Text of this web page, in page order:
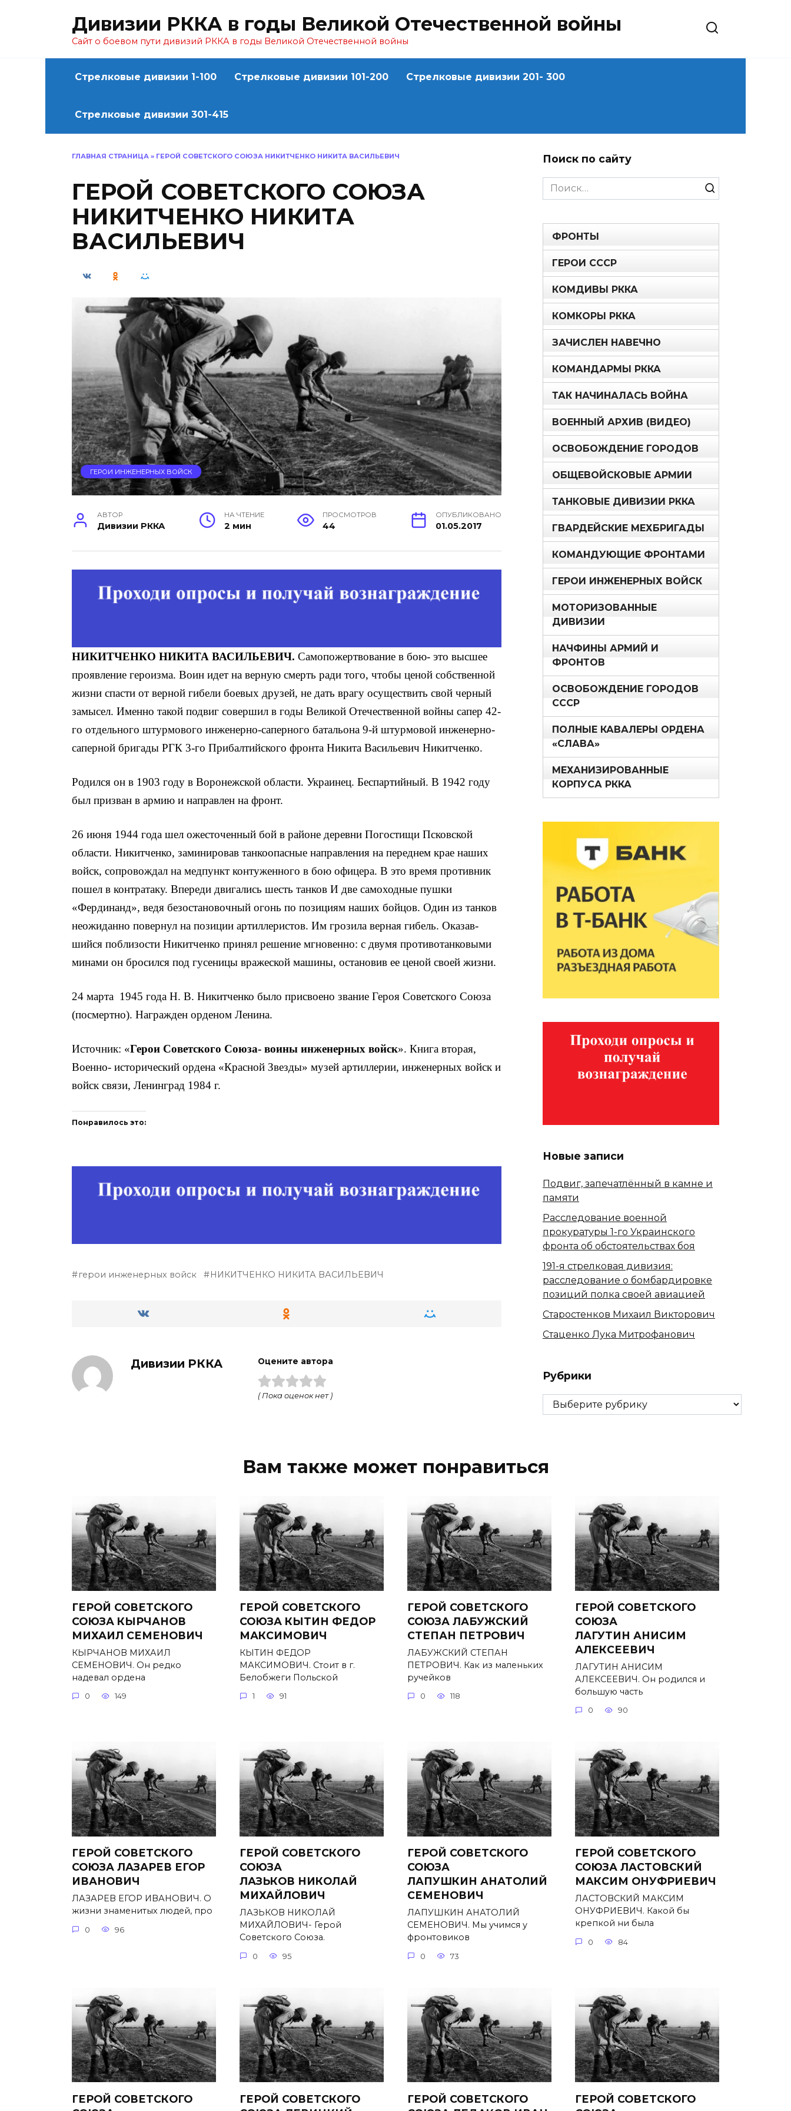
Дивизии РККА в годы Великой Отечественной войны
Сайт о боевом пути дивизий РККА в годы Великой Отечественной войны
Стрелковые дивизии 1-100 Стрелковые дивизии 101-200 Стрелковые дивизии 201- 300
Стрелковые дивизии 301-415
ГЛАВНАЯ СТРАНИЦА » ГЕРОЙ СОВЕТСКОГО СОЮЗА НИКИТЧЕНКО НИКИТА ВАСИЛЬЕВИЧ
ГЕРОЙ СОВЕТСКОГО СОЮЗА
НИКИТЧЕНКО НИКИТА
ВАСИЛЬЕВИЧ
ГЕРОИ ИНЖЕНЕРНЫХ ВОЙСК
АВТОР
Дивизии РККА
НА ЧТЕНИЕ
2 мин
ПРОСМОТРОВ
44
ОПУБЛИКОВАНО
01.05.2017
НИКИТЧЕНКО НИКИТА ВАСИЛЬЕВИЧ. Самопожертвование в бою- это высшее
проявление героизма. Воин идет на верную смерть ради того, чтобы ценой собственной
жизни спасти от верной гибели боевых дру­зей, не дать врагу осуществить свой черный
замысел. Именно такой под­виг совершил в годы Великой Оте­чественной войны сапер 42-
го отдельного штурмового инженерно-саперного батальона 9-й штурмовой инженерно-
саперной бригады РГК 3-го Прибалтийского фронта Никита Васильевич Никитченко.
Родился он в 1903 году в Воронежской области. Украинец. Беспартийный. В 1942 году
был призван в армию и направлен на фронт.
26 июня 1944 года шел ожесточенный бой в районе деревни Погостищи Псковской
области. Никитченко, заминировав танко­опасные направления на переднем крае наших
войск, сопровож­дал на медпункт контуженного в бою офицера. В это время про­тивник
пошел в контратаку. Впереди двигались шесть танков И две самоходные пушки
«Фердинанд», ведя безостановочный огонь по позициям наших бойцов. Один из танков
неожиданно повернул на позиции артиллеристов. Им грозила верная гибель. Оказав­
шийся поблизости Никитченко принял решение мгновенно: с двумя противотанковыми
минами он бросился под гусеницы вражеской машины, остановив ее ценой своей жизни.
24 марта 1945 года Н. В. Никитченко было присвоено звание Героя Советского Союза
(посмертно). Награжден орденом Ленина.
Источник: «Герои Советского Союза- воины инженер­ных войск». Книга вторая,
Военно- исторический ордена «Красной Звезды» музей артиллерии, инженерных войск и
войск связи, Ленинград 1984 г.
Понравилось это:
герои инженерных войск НИКИТЧЕНКО НИКИТА ВАСИЛЬЕВИЧ
Дивизии РККА Оцените автора
( Пока оценок нет )
Поиск по сайту
Search
for:
ФРОНТЫ
ГЕРОИ СССР
КОМДИВЫ РККА
КОМКОРЫ РККА
ЗАЧИСЛЕН НАВЕЧНО
КОМАНДАРМЫ РККА
ТАК НАЧИНАЛАСЬ ВОЙНА
ВОЕННЫЙ АРХИВ (ВИДЕО)
ОСВОБОЖДЕНИЕ ГОРОДОВ
ОБЩЕВОЙСКОВЫЕ АРМИИ
ТАНКОВЫЕ ДИВИЗИИ РККА
ГВАРДЕЙСКИЕ МЕХБРИГАДЫ
КОМАНДУЮЩИЕ ФРОНТАМИ
ГЕРОИ ИНЖЕНЕРНЫХ ВОЙСК
МОТОРИЗОВАННЫЕ
ДИВИЗИИ
НАЧФИНЫ АРМИЙ И
ФРОНТОВ
ОСВОБОЖДЕНИЕ ГОРОДОВ
СССР
ПОЛНЫЕ КАВАЛЕРЫ ОРДЕНА
«СЛАВА»
МЕХАНИЗИРОВАННЫЕ
КОРПУСА РККА
Новые записи
Подвиг, запечатлённый в камне и
памяти
Расследование военной
прокуратуры 1-го Украинского
фронта об обстоятельствах боя
191-я стрелковая дивизия:
расследование о бомбардировке
позиций полка своей авиацией
Старостенков Михаил Викторович
Стаценко Лука Митрофанович
Рубрики
Рубрики
Вам также может понравиться
ГЕРОЙ СОВЕТСКОГО
СОЮЗА КЫРЧАНОВ
МИХАИЛ СЕМЕНОВИЧ
КЫРЧАНОВ МИХАИЛ
СЕМЕНОВИЧ. Он редко
надевал ордена
0 149
ГЕРОЙ СОВЕТСКОГО
СОЮЗА КЫТИН ФЕДОР
МАКСИМОВИЧ
КЫТИН ФЕДОР
МАКСИМОВИЧ. Стоит в г.
Белобжеги Польской
1 91
ГЕРОЙ СОВЕТСКОГО
СОЮЗА ЛАБУЖСКИЙ
СТЕПАН ПЕТРОВИЧ
ЛАБУЖСКИЙ СТЕПАН
ПЕТРОВИЧ. Как из маленьких
ручейков
0 118
ГЕРОЙ СОВЕТСКОГО
СОЮЗА
ЛАГУТИН АНИСИМ
АЛЕКСЕЕВИЧ
ЛАГУТИН АНИСИМ
АЛЕКСЕЕВИЧ. Он родился и
большую часть
0 90
ГЕРОЙ СОВЕТСКОГО
СОЮЗА ЛАЗАРЕВ ЕГОР
ИВАНОВИЧ
ЛАЗАРЕВ ЕГОР ИВАНОВИЧ. О
жизни знаменитых людей, про
0 96
ГЕРОЙ СОВЕТСКОГО
СОЮЗА
ЛАЗЬКОВ НИКОЛАЙ
МИХАЙЛОВИЧ
ЛАЗЬКОВ НИКОЛАЙ
МИХАЙЛОВИЧ- Герой
Советского Союза.
0 95
ГЕРОЙ СОВЕТСКОГО
СОЮЗА
ЛАПУШКИН АНАТОЛИЙ
СЕМЕНОВИЧ
ЛАПУШКИН АНАТОЛИЙ
СЕМЕНОВИЧ. Мы учимся у
фронтовиков
0 73
ГЕРОЙ СОВЕТСКОГО
СОЮЗА ЛАСТОВСКИЙ
МАКСИМ ОНУФРИЕВИЧ
ЛАСТОВСКИЙ МАКСИМ
ОНУФРИЕВИЧ. Какой бы
крепкой ни была
0 84
ГЕРОЙ СОВЕТСКОГО
ГЕРОЙ СОВЕТСКОГО
ГЕРОЙ СОВЕТСКОГО
ГЕРОЙ СОВЕТСКОГО